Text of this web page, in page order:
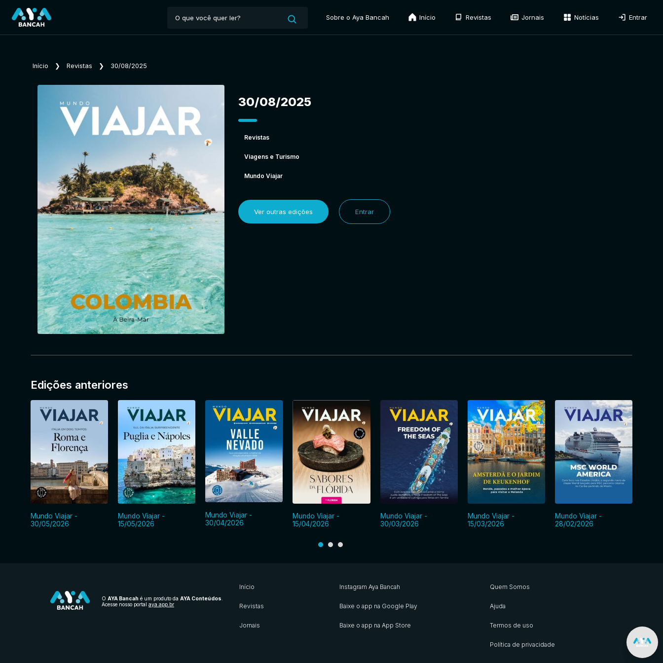
Sobre o Aya Bancah Início Revistas Jornais Notícias Entrar
Início ❯ Revistas ❯ 30/08/2025
30/08/2025
Revistas
Viagens e Turismo
Mundo Viajar
Ver outras edições Entrar
Edições anteriores
Mundo Viajar -
30/05/2026
Mundo Viajar -
15/05/2026
Mundo Viajar -
30/04/2026
Mundo Viajar -
15/04/2026
Mundo Viajar -
30/03/2026
Mundo Viajar -
15/03/2026
Mundo Viajar -
28/02/2026
O AYA Bancah é um produto da AYA Conteúdos
Acesse nosso portal aya.app.br
Início
Revistas
Jornais
Instagram Aya Bancah
Baixe o app na Google Play
Baixe o app na App Store
Quem Somos
Ajuda
Termos de uso
Política de privacidade